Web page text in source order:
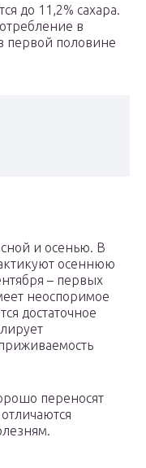
до 11,2% сахара.
в
первой половине
и осенью. В
осеннюю
– первых
неоспоримое
достаточное
переносят